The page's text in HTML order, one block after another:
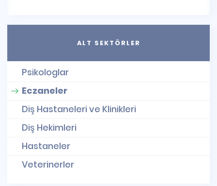
ALT SEKTÖRLER
Psikologlar
Eczaneler
Diş Hastaneleri ve Klinikleri
Diş Hekimleri
Hastaneler
Veterinerler